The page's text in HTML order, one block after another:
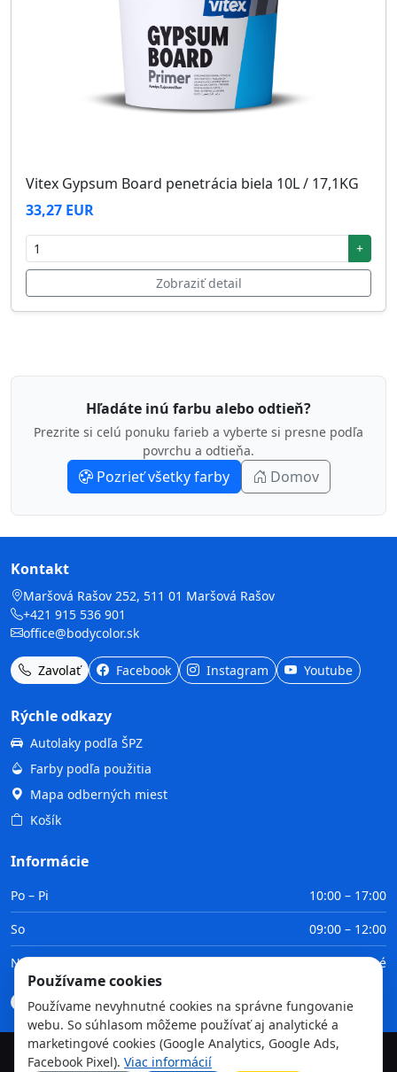
Vitex Gypsum Board penetrácia biela 10L / 17,1KG
33,27 EUR
+
Zobraziť detail
Hľadáte inú farbu alebo odtieň?
Prezrite si celú ponuku farieb a vyberte si presne podľa
povrchu a odtieňa.
Pozrieť všetky farby Domov
Kontakt
Maršová Rašov 252, 511 01 Maršová Rašov
+421 915 536 901
office@bodycolor.sk
Zavolať Facebook Instagram Youtube
Rýchle odkazy
Autolaky podľa ŠPZ
Farby podľa použitia
Mapa odberných miest
Košík
Informácie
Po – Pi
10:00 – 17:00
So
09:00 – 12:00
Ne
Zatvorené
Doprava Platba Obchodné podmienky GDPR
©2026TvojaFarba.sk • Všetky práva vyhradené
Používame cookies
Používame nevyhnutné cookies na správne fungovanie
webu. So súhlasom môžeme používať aj analytické a
marketingové cookies (Google Analytics, Google Ads,
Facebook Pixel). Viac informácií